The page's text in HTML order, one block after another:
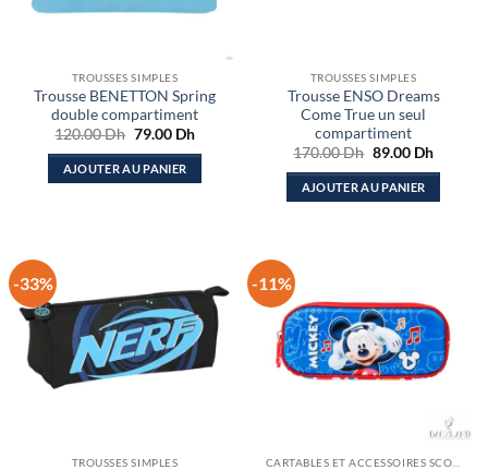
TROUSSES SIMPLES
Trousse BENETTON Spring
double compartiment
120.00Dh Le
initial
était :
79.00 DhLe
actuel
AJOUTER AU PANIER
TROUSSES SIMPLES
Trousse ENSO Dreams
Come True un seul
compartiment
170.00Dh Le
initial
était :
89.00 DhLe
actuel
AJOUTER AU PANIER
-33%
TROUSSES SIMPLES
-11%